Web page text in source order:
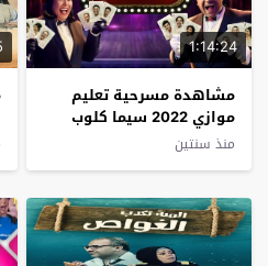
1:14:24
مشاهدة مسرحية تعليم
موازي 2022 سيما كلوب
منذ سنتين